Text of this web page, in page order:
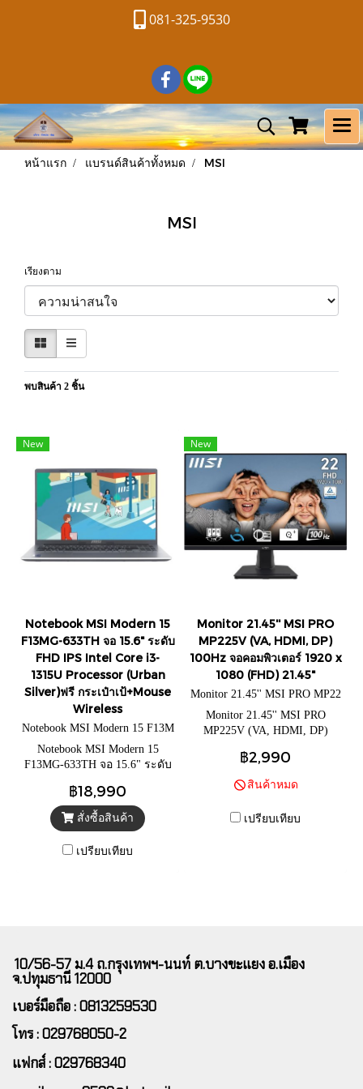
081-325-9530
หน้าแรก แบรนด์สินค้าทั้งหมด MSI
MSI
เรียงตาม
พบสินค้า 2 ชิ้น
New
Notebook MSI Modern 15
F13MG-633TH จอ 15.6" ระดับ
FHD IPS Intel Core i3-
1315U Processor (Urban
Silver)ฟรี กระเป๋าเป้+Mouse
Wireless
Notebook MSI Modern 15 F13M
G-633TH จอ 15.6" ระดับ FHD I
PS
Notebook MSI Modern 15
F13MG-633TH จอ 15.6" ระดับ
Processor (Urban Silver)ฟรี
กระเป๋าเป้+Mouse Wireless
฿18,990
สั่งซื้อสินค้า
เปรียบเทียบ
New
Monitor 21.45'' MSI PRO
MP225V (VA, HDMI, DP)
100Hz จอคอมพิวเตอร์ 1920 x
1080 (FHD) 21.45"
Monitor 21.45'' MSI PRO MP22
5V (VA, HDMI, DP) 100Hz
Monitor 21.45'' MSI PRO
MP225V (VA, HDMI, DP)
1080 (FHD) 21.45"
฿2,990
สินค้าหมด
เปรียบเทียบ
10/56-57 ม.4 ถ.กรุงเทพฯ-นนท์ ต.บางขะแยง อ.เมือง
จ.ปทุมธานี 12000
เบอร์มือถือ : 0813259530
โทร : 029768050-2
แฟกส์ : 029768340